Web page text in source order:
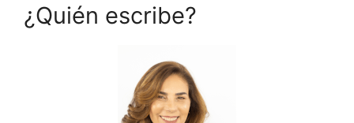
¿Quién escribe?